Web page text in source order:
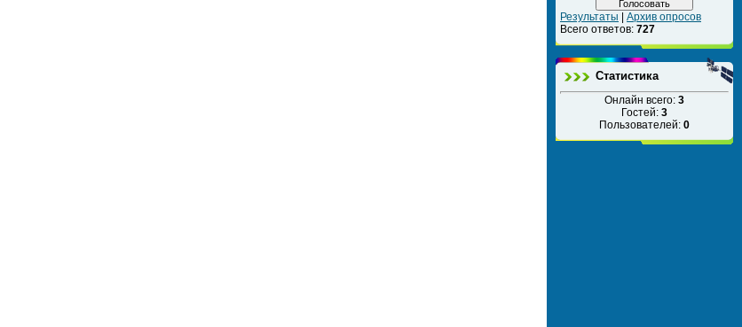
Результаты | Архив опросов
Всего ответов: 727
Статистика
Онлайн всего: 3
Гостей: 3
Пользователей: 0